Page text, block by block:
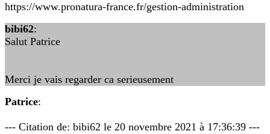
https://www.pronatura-france.fr/gestion-administration
bibi62:
Salut Patrice
Merci je vais regarder ca serieusement
Patrice:
--- Citation de: bibi62 le 20 novembre 2021 à 17:36:39 ---